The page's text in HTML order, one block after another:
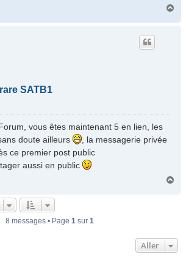
SATB1
vous êtes maintenant 5 en lien, les
doute ailleurs
, la messagerie privée
ce premier post public
aussi en public
8 messages • Page 1sur 1
Aller